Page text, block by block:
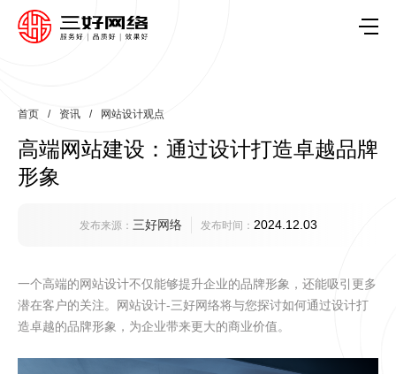
首页 / 资讯 / 网站设计观点
高端网站建设：通过设计打造卓越品牌
形象
发布来源： 三好网络 发布时间： 2024.12.03
一个高端的网站设计不仅能够提升企业的品牌形象，还能吸引更多
潜在客户的关注。网站设计-三好网络将与您探讨如何通过设计打
造卓越的品牌形象，为企业带来更大的商业价值。